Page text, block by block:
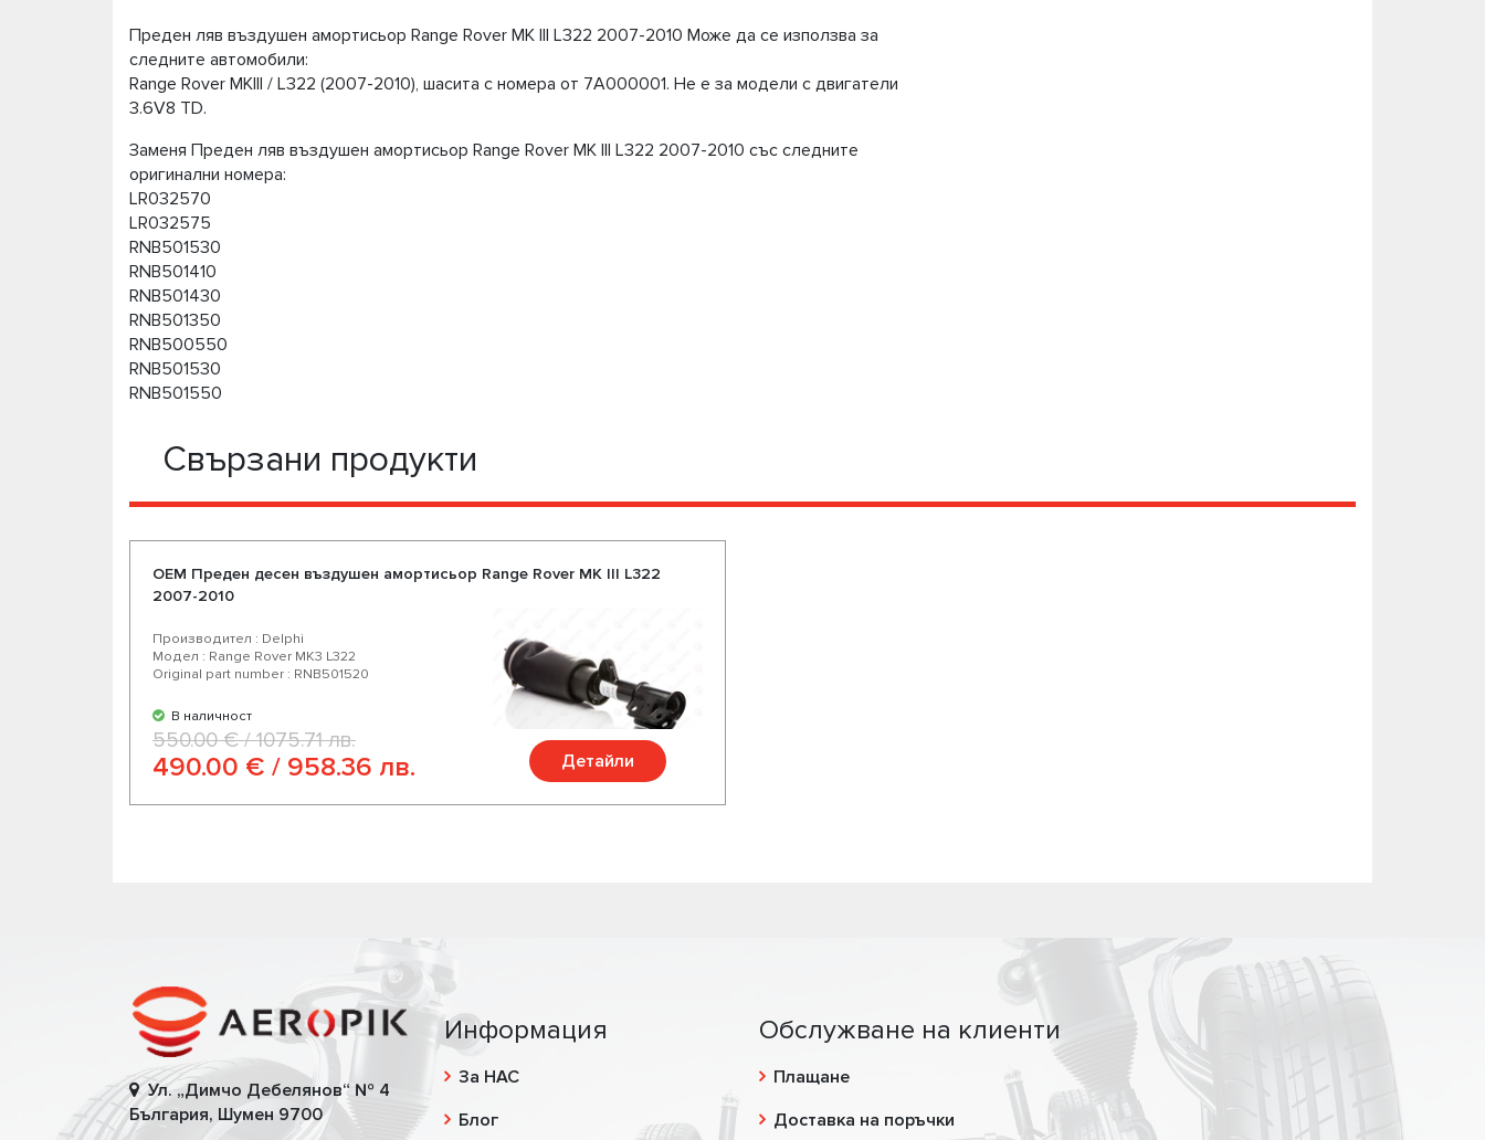
Преден ляв въздушен амортисьор Range Rover МК III L322 2007-2010 Може да се използва за
следните автомобили:
Range Rover MKIII / L322 (2007-2010), шасита с номера от 7A000001. Не е за модели с двигатели
3.6V8 TD.
Заменя Преден ляв въздушен амортисьор Range Rover МК III L322 2007-2010 със следните
оригинални номера:
LR032570
LR032575
RNB501530
RNB501410
RNB501430
RNB501350
RNB500550
RNB501530
RNB501550
Свързани продукти
OEM Преден десен въздушен амортисьор Range Rover МК III L322
2007-2010
Производител : Delphi
Модел : Range Rover MK3 L322
Original part number : RNB501520
В наличност
550.00 € / 1075.71 лв.
490.00 € / 958.36 лв. Детайли
Ул. „Димчо Дебелянов“ № 4
България, Шумен 9700
Информация
За НАС
Блог
Обслужване на клиенти
Плащане
Доставка на поръчки